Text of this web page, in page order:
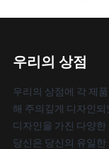
우리의 상점
우리의 상점에 각 제
해 주의깊게 디자인
디자인을 가진 다양
당신은 당신의 유일